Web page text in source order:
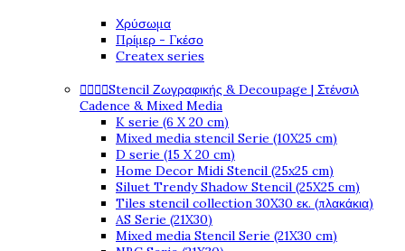
Χρύσωμα
Πρίμερ - Γκέσο
Createx series
Stencil Ζωγραφικής & Decoupage | Στένσιλ
Cadence & Mixed Media
K serie (6 X 20 cm)
Mixed media stencil Serie (10X25 cm)
D serie (15 X 20 cm)
Home Decor Midi Stencil (25x25 cm)
Siluet Trendy Shadow Stencil (25X25 cm)
Tiles stencil collection 30X30 εκ. (πλακάκια)
AS Serie (21X30)
Mixed media Stencil Serie (21X30 cm)